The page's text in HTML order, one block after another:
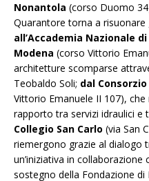
Nonantola (corso Duomo
Quarantore torna a risuonare
all’Accademia Nazionale
Modena (corso Vittorio
architetture scomparse
Teobaldo Soli; dal
Vittorio Emanuele II 107),
rapporto tra servizi idraulici e
Collegio San Carlo (via San
riemergono grazie al dialogo
un’iniziativa in
sostegno della Fondazione di